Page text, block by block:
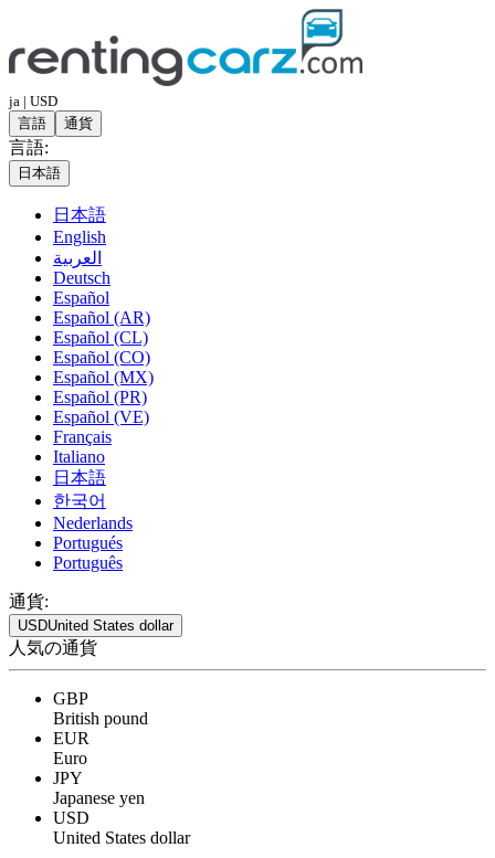
ja | USD
言語
通貨
言語:
日本語
日本語
English
العربية
Deutsch
Español
Español (AR)
Español (CL)
Español (CO)
Español (MX)
Español (PR)
Español (VE)
Français
Italiano
日本語
한국어
Nederlands
Portugués
Português
通貨:
USDUnited States dollar
人気の通貨
GBP
British pound
EUR
Euro
JPY
Japanese yen
USD
United States dollar